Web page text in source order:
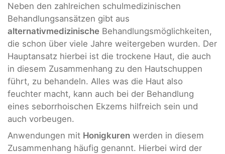
Neben den zahlreichen schulmedizinischen
Behandlungsansätzen gibt aus
alternativmedizinische Behandlungsmöglichkeiten,
die schon über viele Jahre weitergeben wurden. Der
Hauptansatz hierbei ist die trockene Haut, die auch
in diesem Zusammenhang zu den Hautschuppen
führt, zu behandeln. Alles was die Haut also
feuchter macht, kann auch bei der Behandlung
eines seborrhoischen Ekzems hilfreich sein und
auch vorbeugen.
Anwendungen mit Honigkuren werden in diesem
Zusammenhang häufig genannt. Hierbei wird der